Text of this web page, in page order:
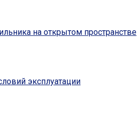
на открытом пространстве
эксплуатации